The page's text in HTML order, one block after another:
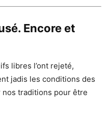
Encore et
libres l’ont rejeté,
jadis les conditions des
nos traditions pour être